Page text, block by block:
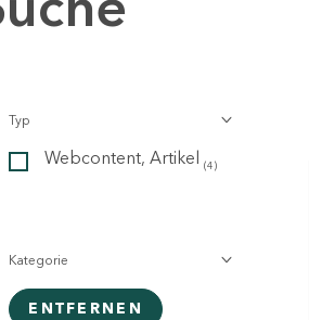
Typ
Webcontent, Artikel (4)
Kategorie
ENTFERNEN